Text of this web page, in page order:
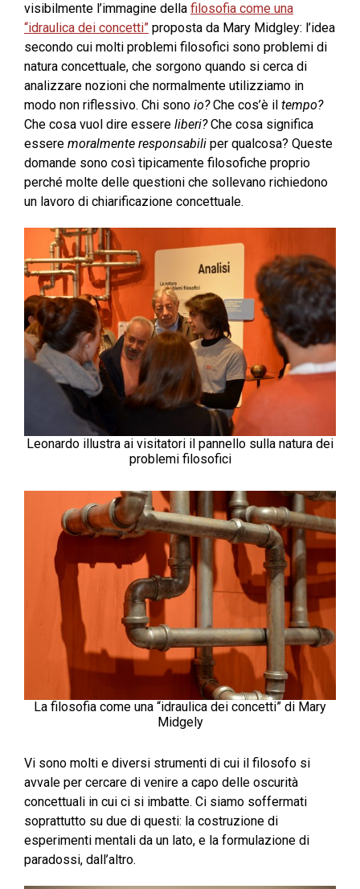
visibilmente l’immagine della filosofia come una
“idraulica dei concetti” proposta da Mary Midgley: l’idea
secondo cui molti problemi filosofici sono problemi di
natura concettuale, che sorgono quando si cerca di
analizzare nozioni che normalmente utilizziamo in
modo non riflessivo. Chi sono io?Che cos’è il tempo?
Che cosa vuol dire essere liberi?Che cosa significa
essere moralmente responsabili per qualcosa? Queste
domande sono così tipicamente filosofiche proprio
perché molte delle questioni che sollevano richiedono
un lavoro di chiarificazione concettuale.
Leonardo illustra ai visitatori il pannello sulla natura dei
problemi filosofici
La filosofia come una “idraulica dei concetti” di Mary
Midgely
Vi sono molti e diversi strumenti di cui il filosofo si
avvale per cercare di venire a capo delle oscurità
concettuali in cui ci si imbatte. Ci siamo soffermati
soprattutto su due di questi: la costruzione di
esperimenti mentali da un lato, e la formulazione di
paradossi, dall’altro.